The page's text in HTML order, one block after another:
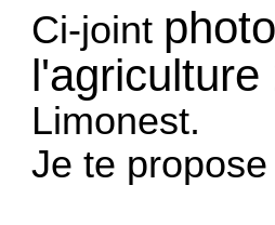
Ci-joint
l'agriculture
Limonest.
Je te